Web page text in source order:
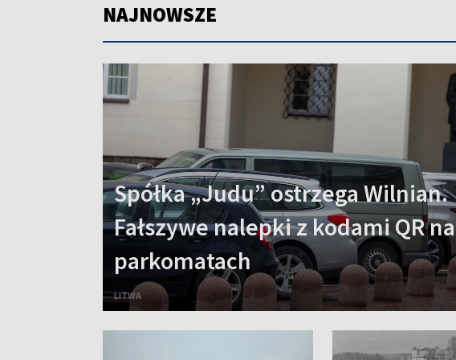
NAJNOWSZE
Spółka „Judu” ostrzega Wilnian.
Fałszywe nalepki z kodami QR na
parkomatach
LITWA